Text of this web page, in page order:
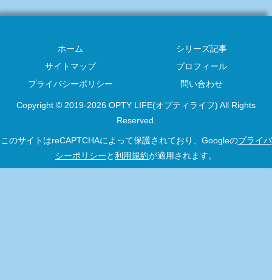
ホーム
シリーズ記事
サイトマップ
プロフィール
プライバシーポリシー
問い合わせ
Copyright © 2019-2026 OPTY LIFE(オプティライフ) All Rights
Reserved.
このサイトはreCAPTCHAによって保護されており、Googleのプライバ
シーポリシーと利用規約が適用されます。